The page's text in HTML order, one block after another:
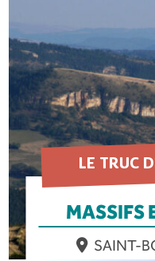
LE TRUC
MASSIFS
SAINT-